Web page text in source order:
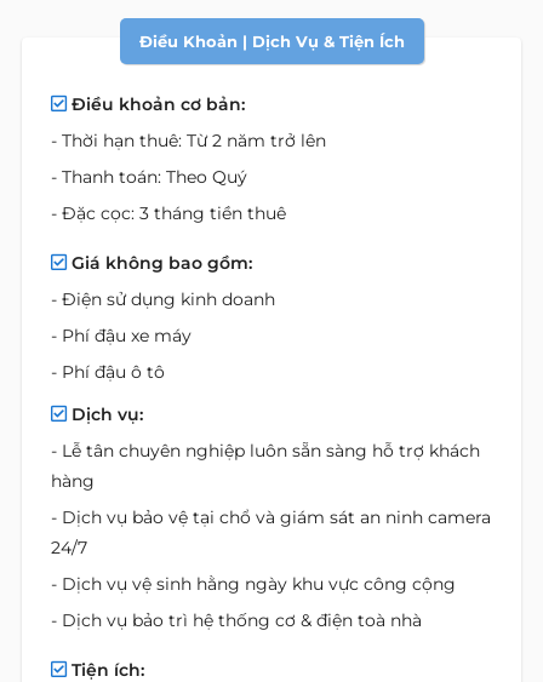
Điều Khoản | Dịch Vụ & Tiện Ích
Điều khoản cơ bản:
- Thời hạn thuê: Từ 2 năm trở lên
- Thanh toán: Theo Quý
- Đặc cọc: 3 tháng tiền thuê
Giá không bao gồm:
- Điện sử dụng kinh doanh
- Phí đậu xe máy
- Phí đậu ô tô
Dịch vụ:
- Lễ tân chuyên nghiệp luôn sẵn sàng hỗ trợ khách
hàng
- Dịch vụ bảo vệ tại chổ và giám sát an ninh camera
24/7
- Dịch vụ vệ sinh hằng ngày khu vực công cộng
- Dịch vụ bảo trì hệ thống cơ & điện toà nhà
Tiện ích: